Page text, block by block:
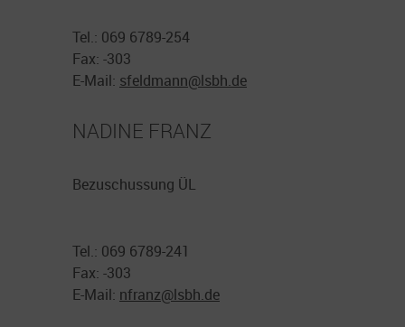
Tel.: 069 6789-254
Fax: -303
E-Mail: sfeldmann@lsbh.de
NADINE FRANZ
Bezuschussung ÜL
Tel.: 069 6789-241
Fax: -303
E-Mail: nfranz@lsbh.de